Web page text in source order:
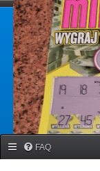
forumlotek.pl
Forum gier liczbowych
FAQ